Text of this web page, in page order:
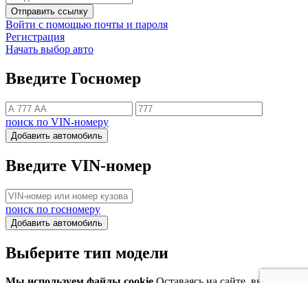
Отправить ссылку
Войти с помощью почты и пароля
Регистрация
Начать выбор авто
Введите Госномер
поиск по VIN-номеру
Добавить автомобиль
Введите VIN-номер
поиск по госномеру
Добавить автомобиль
Выберите тип модели